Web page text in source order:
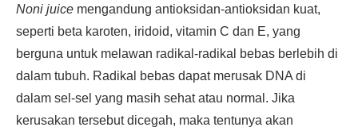
Noni juice mengandung antioksidan-antioksidan kuat,
seperti beta karoten, iridoid, vitamin C dan E, yang
berguna untuk melawan radikal-radikal bebas berlebih di
dalam tubuh. Radikal bebas dapat merusak DNA di
dalam sel-sel yang masih sehat atau normal. Jika
kerusakan tersebut dicegah, maka tentunya akan